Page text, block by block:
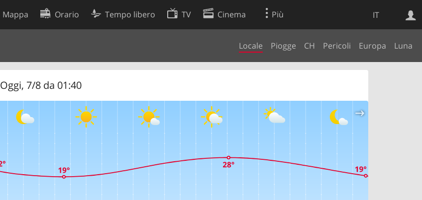
IT
Mappa Orario Tempo libero TV Cinema Più
Locale Piogge CH Pericoli Europa Luna
Oggi, 7/8 da 01:40
Ricerca Web
Preferenze cookie